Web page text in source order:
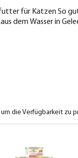
für Katzen So
dem Wasser in
um die Verfügbarkeit zu